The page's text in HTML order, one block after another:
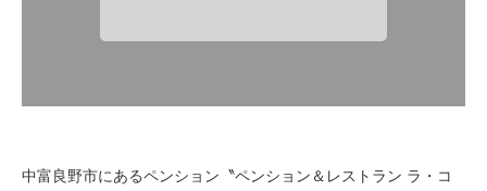
中富良野市にあるペンション〝ペンション＆レストラン ラ・コ